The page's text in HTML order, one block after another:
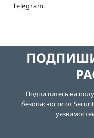
Telegram.
Подпишитесь на
безопасности от